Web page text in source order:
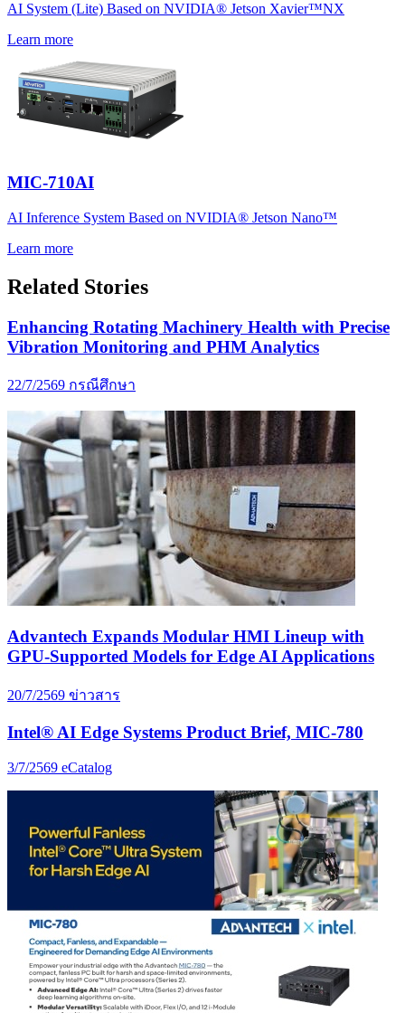
AI System (Lite) Based on NVIDIA® Jetson Xavier™NX
Learn more
MIC-710AI
AI Inference System Based on NVIDIA® Jetson Nano™
Learn more
Related Stories
Enhancing Rotating Machinery Health with Precise
Vibration Monitoring and PHM Analytics
22/7/2569 กรณีศึกษา
Advantech Expands Modular HMI Lineup with
GPU-Supported Models for Edge AI Applications
20/7/2569 ข่าวสาร
Intel® AI Edge Systems Product Brief, MIC-780
3/7/2569 eCatalog